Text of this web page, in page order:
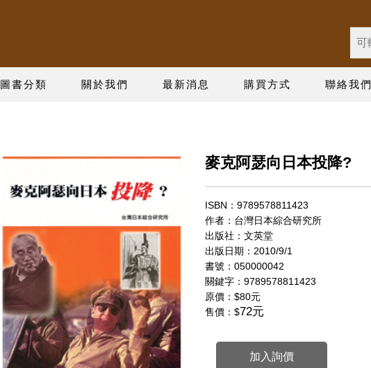
圖書分類 關於我們 最新消息 購買方式 聯絡我們
麥克阿瑟向日本投降?
ISBN：9789578811423
作者：台灣日本綜合研究所
出版社：文英堂
出版日期：2010/9/1
書號：050000042
關鍵字：9789578811423
原價： $80元
售價：$72元
加入詢價